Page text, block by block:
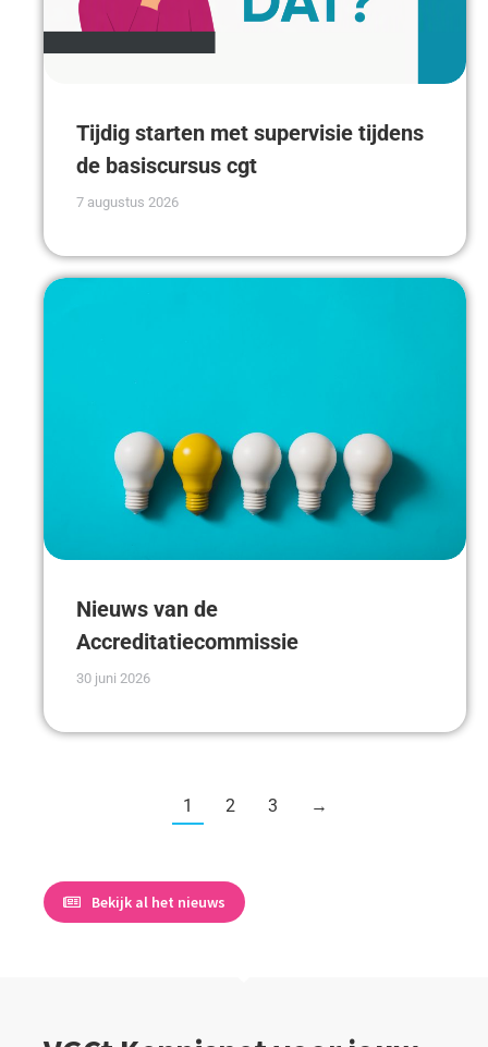
Tijdig starten met supervisie tijdens
de basiscursus cgt
7 augustus 2026
Nieuws van de
Accreditatiecommissie
30 juni 2026
1 2 3 →
Bekijk al het nieuws